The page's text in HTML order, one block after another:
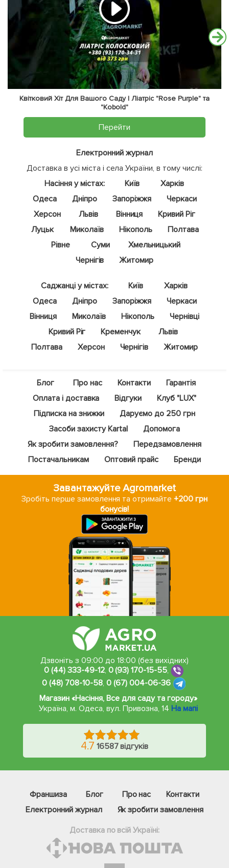
Квітковий Хіт Для Вашого Саду | Ліатріс "Rose Purple" та
"Kobold"
Перейти
Електронний журнал
Доставка в усі міста і села України, в тому числі:
Насіння у містах:
Київ
Харків
Одеса
Дніпро Запоріжжя
Черкаси
Херсон
Львів Вінниця
Кривий Ріг
Луцьк
Миколаїв Нікополь
Полтава
Рівне
Суми
Хмельницький
Чернігів
Житомир
Саджанці у містах: Київ
Харків
Одеса
Дніпро Запоріжжя
Черкаси
Вінниця
Миколаїв Нікополь
Чернівці
Кривий Ріг
Кременчук
Львів
Полтава
Херсон Чернігів Житомир
Блог Про нас Контакти
Гарантія
Оплата і доставка
Відгуки
Клуб "LUX"
Підписка на знижки
Даруємо до 250 грн
Засоби захисту Kartal
Допомога
Як зробити замовлення?
Передзамовлення
Постачальникам
Оптовий прайс Бренди
Завантажуйте Agromarket
Зробіть перше замовлення та отримайте+200 грн
бонусів!
Дзвоніть з 09:00 до 18:00 (без вихідних)
0 (44) 333-49-12, 0 (93) 170-15-55,
0 (48) 708-10-58, 0 (67) 004-06-36
Магазин «Насіння, Все для саду та городу»
Україна, м. Одеса,вул. Привозна, 14 На мапі
4.7 16587 відгуків
Франшиза Блог Про нас
Контакти
Електронний журнал
Як зробити замовлення
Доставка по всій Україні: